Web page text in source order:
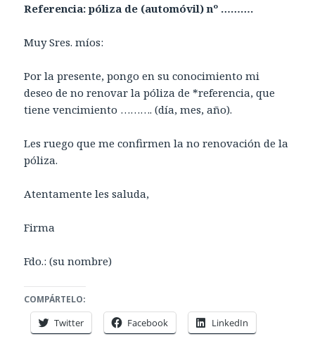
Referencia: póliza de (automóvil) nº ……….
Muy Sres. míos:
Por la presente, pongo en su conocimiento mi
deseo de no renovar la póliza de *referencia, que
tiene vencimiento ………. (día, mes, año).
Les ruego que me confirmen la no renovación de la
póliza.
Atentamente les saluda,
Firma
Fdo.: (su nombre)
COMPÁRTELO:
Twitter Facebook LinkedIn